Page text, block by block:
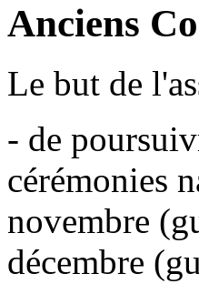
Anciens
Le but de
- de
cérémonies
novembre
décembre